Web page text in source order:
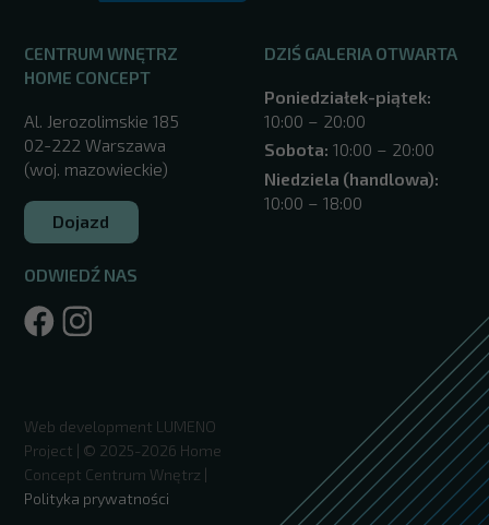
CENTRUM WNĘTRZ
HOME CONCEPT
Al. Jerozolimskie 185
02-222 Warszawa
(woj. mazowieckie)
Dojazd
ODWIEDŹ NAS
DZIŚ GALERIA OTWARTA
Poniedziałek-piątek:
10:00 – 20:00
Sobota: 10:00 – 20:00
Niedziela (handlowa):
10:00 – 18:00
Web development LUMENO
Project | © 2025-2026 Home
Concept Centrum Wnętrz |
Polityka prywatności